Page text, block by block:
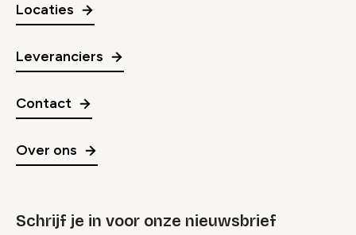
Locaties
Leveranciers
Contact
Over ons
Schrijf je in voor onze nieuwsbrief